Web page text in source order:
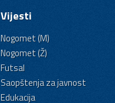
Vijesti
Nogomet (M)
Nogomet (Ž)
Futsal
Saopštenja za javnost
Edukacija